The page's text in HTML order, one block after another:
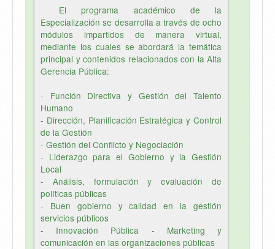
El programa académico de la
Especialización se desarrolla a través de ocho
módulos impartidos de manera virtual,
mediante los cuales se abordará la temática
principal y contenidos relacionados con la Alta
Gerencia Pública:
- Función Directiva y Gestión del Talento
Humano
- Dirección, Planificación Estratégica y Control
de la Gestión
- Gestión del Conflicto y Negociación
- Liderazgo para el Gobierno y la Gestión
Local
- Análisis, formulación y evaluación de
políticas públicas
- Buen gobierno y calidad en la gestión
servicios públicos
- Innovación Pública - Marketing y
comunicación en las organizaciones públicas